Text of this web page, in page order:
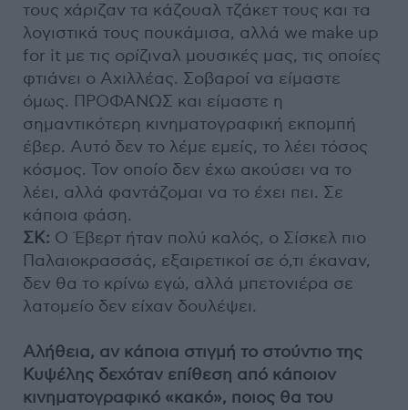
τους χάριζαν τα κάζουαλ τζάκετ τους και τα
λογιστικά τους πουκάμισα, αλλά we make up
for it με τις ορίζιναλ μουσικές μας, τις οποίες
φτιάνει ο Αχιλλέας. Σοβαροί να είμαστε
όμως. ΠΡΟΦΑΝΩΣ και είμαστε η
σημαντικότερη κινηματογραφική εκπομπή
έβερ. Αυτό δεν το λέμε εμείς, το λέει τόσος
κόσμος. Τον οποίο δεν έχω ακούσει να το
λέει, αλλά φαντάζομαι να το έχει πει. Σε
κάποια φάση.
ΣΚ: Ο Έβερτ ήταν πολύ καλός, ο Σίσκελ πιο
Παλαιοκρασσάς, εξαιρετικοί σε ό,τι έκαναν,
δεν θα το κρίνω εγώ, αλλά μπετονιέρα σε
λατομείο δεν είχαν δουλέψει.
Αλήθεια, αν κάποια στιγμή το στούντιο της
Κυψέλης δεχόταν επίθεση από κάποιον
κινηματογραφικό «κακό», ποιος θα του